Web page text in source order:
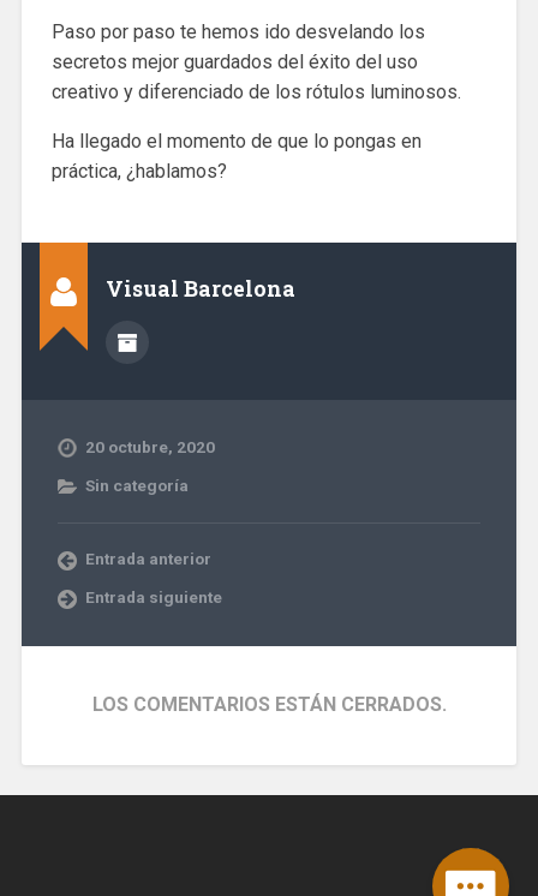
Paso por paso te hemos ido desvelando los
secretos mejor guardados del éxito del uso
creativo y diferenciado de los rótulos luminosos.
Ha llegado el momento de que lo pongas en
práctica, ¿hablamos?
Visual Barcelona
20 octubre, 2020
Sin categoría
Entrada anterior
Entrada siguiente
LOS COMENTARIOS ESTÁN CERRADOS.